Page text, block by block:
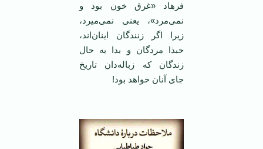
فرهاد «غرق خون بود و
نمی‌مرد»، یعنی نمی‌میرد،
زیرا اگر زنندگان اینان‌اند،
حبذا مردگان و بدا به حال
زندگان که زباله‌دان تاریخ
جای آنان خواهد بود!